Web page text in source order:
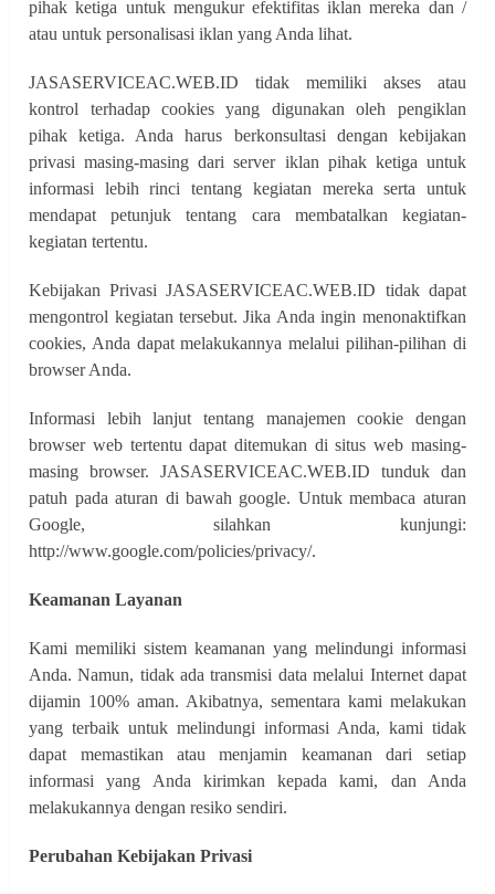
pihak ketiga untuk mengukur efektifitas iklan mereka dan /
atau untuk personalisasi iklan yang Anda lihat.
JASASERVICEAC.WEB.ID tidak memiliki akses atau
kontrol terhadap cookies yang digunakan oleh pengiklan
pihak ketiga. Anda harus berkonsultasi dengan kebijakan
privasi masing-masing dari server iklan pihak ketiga untuk
informasi lebih rinci tentang kegiatan mereka serta untuk
mendapat petunjuk tentang cara membatalkan kegiatan-
kegiatan tertentu.
Kebijakan Privasi JASASERVICEAC.WEB.ID tidak dapat
mengontrol kegiatan tersebut. Jika Anda ingin menonaktifkan
cookies, Anda dapat melakukannya melalui pilihan-pilihan di
browser Anda.
Informasi lebih lanjut tentang manajemen cookie dengan
browser web tertentu dapat ditemukan di situs web masing-
masing browser. JASASERVICEAC.WEB.ID tunduk dan
patuh pada aturan di bawah google. Untuk membaca aturan
Google, silahkan kunjungi:
http://www.google.com/policies/privacy/.
Keamanan Layanan
Kami memiliki sistem keamanan yang melindungi informasi
Anda. Namun, tidak ada transmisi data melalui Internet dapat
dijamin 100% aman. Akibatnya, sementara kami melakukan
yang terbaik untuk melindungi informasi Anda, kami tidak
dapat memastikan atau menjamin keamanan dari setiap
informasi yang Anda kirimkan kepada kami, dan Anda
melakukannya dengan resiko sendiri.
Perubahan Kebijakan Privasi